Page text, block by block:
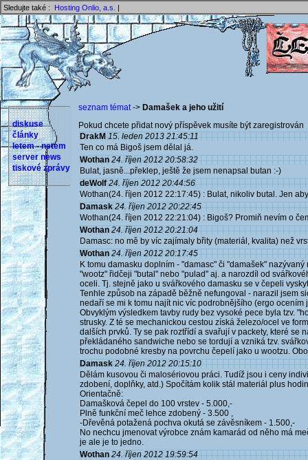
Sledujte také : Hosting Onlio, a.s. |
diskuse
články
letem - netem
server news
tiskové zprávy
seznam témat-> Damašek a jeho užití
Pokud chcete přidat nový příspěvek musíte být
DrakM 15. leden 2013 21:45:11
Ten co má Bigoš jsem dělal já.
Wothan 24. říjen 2012 20:58:32
Bulat, jasně...překlep, ještě že jsem nenapsal butan :-)
deWolf 24. říjen 2012 20:44:56
Wothan(24. říjen 2012 22:17:45) : Bulat, nikoliv butal. Jen
Damask 24. říjen 2012 20:22:45
Wothan(24. říjen 2012 22:21:04) : Bigoš? Promiň nevím o
Wothan 24. říjen 2012 20:21:04
Damasc: no mě by víc zajímaly břity (materiál, kvalita) než
Wothan 24. říjen 2012 20:17:45
K tomu damasku doplním - "damasc" či "damašek"
"wootz" řidčeji "butal" nebo "pulad" aj. a narozdíl od
oceli. Tj. stejně jako u svářkového damasku se v čepeli
Tenhle způsob na západě běžně nefungoval - narazil jsem
nedaří se mi k tomu najít nic víc podrobnějšího (ergo
Obvyklým výsledkem tavby rudy bez vysoké pece byla tzv.
strusky. Z té se mechanickou cestou získá železo/ocel ve
dalších prvků. Ty se pak roztřídí a svařují v packety, které se
překládaného sandwiche nebo se tordují a vzniká tzv.
trochu podobné kresby na povrchu čepelí jako u wootzu.
Damask 24. říjen 2012 20:15:10
Dělám kusovou či malosériovou práci. Tudíž jsou i ceny
zdobení, doplňky, atd.) Spočítám kolik stál materiál plus
Orientačně:
Damašková čepel do 100 vrstev - 5.000,-
Plně funkční meč lehce zdobený - 3.500 ,
-Dřevěná potažená pochva okutá se závěsníkem - 1.500,-
No nechcu jmenovat výrobce znám kamarád od něho má
je ale je to jedno.
Wothan 24. říjen 2012 19:59:54